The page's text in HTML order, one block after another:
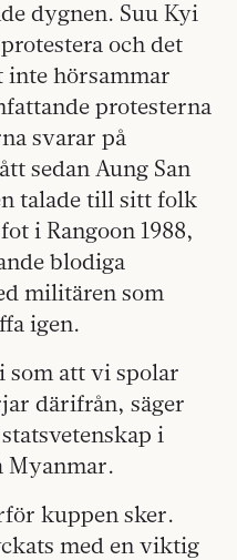
dygnen. Suu Kyi
och det
hörsammar
protesterna
svarar på
sedan Aung San
talade till sitt folk
i Rangoon 1988,
blodiga
militären som
igen.
som att vi spolar
därifrån, säger
i
Myanmar.
kuppen sker.
med en viktig